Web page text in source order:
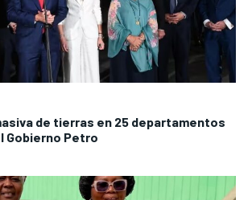
de tierras en 25 departamentos
Gobierno Petro